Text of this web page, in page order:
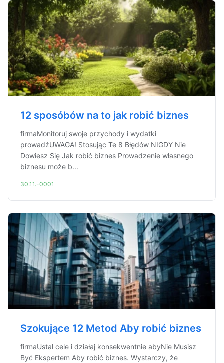
12 sposóbów na to jak robić biznes
firmaMonitoruj swoje przychody i wydatki
prowadźUWAGA! Stosując Te 8 Błędów NIGDY Nie
Dowiesz Się Jak robić biznes Prowadzenie własnego
biznesu może b...
30.11.-0001
Szokujące 12 Metod Aby robić biznes
firmaUstal cele i działaj konsekwentnie abyNie Musisz
Być Ekspertem Aby robić biznes. Wystarczy, że